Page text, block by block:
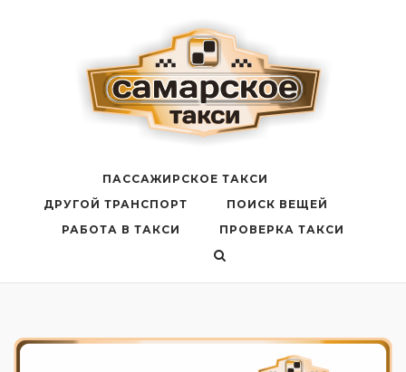
ПАССАЖИРСКОЕ ТАКСИ
ДРУГОЙ ТРАНСПОРТ
ПОИСК ВЕЩЕЙ
РАБОТА В ТАКСИ
ПРОВЕРКА ТАКСИ